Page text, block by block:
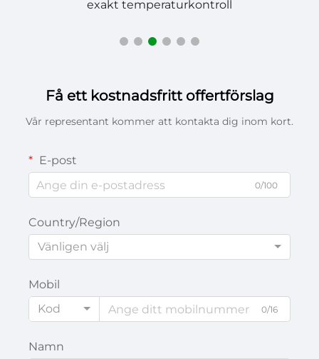
exakt temperaturkontroll
Få ett kostnadsfritt offertförslag
Vår representant kommer att kontakta dig inom kort.
E-post
0/100
Country/Region
Vänligen välj
Mobil
Kod
0/16
Namn